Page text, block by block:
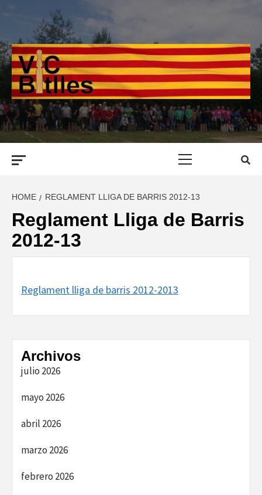
HOME REGLAMENT LLIGA DE BARRIS 2012-13
Reglament Lliga de Barris
2012-13
Reglament lliga de barris 2012-2013
Archivos
julio 2026
mayo 2026
abril 2026
marzo 2026
febrero 2026